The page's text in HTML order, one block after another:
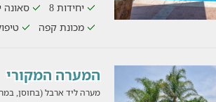
יחידות 8
מכונת קפה
המערה המקורי
מערה ליד ארבל (בחוסן, במרחק של